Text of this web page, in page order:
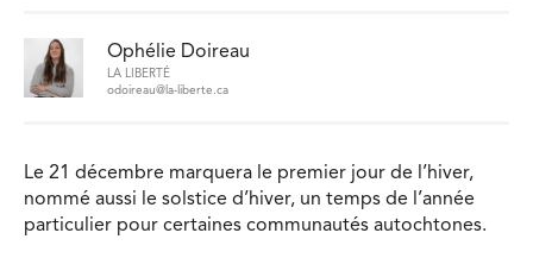
Ophélie Doireau
LA LIBERTÉ
odoireau@la-liberte.ca
Le 21 décembre marquera le premier jour de l’hiver,
nommé aussi le solstice d’hiver, un temps de l’année
particulier pour certaines communautés autochtones.